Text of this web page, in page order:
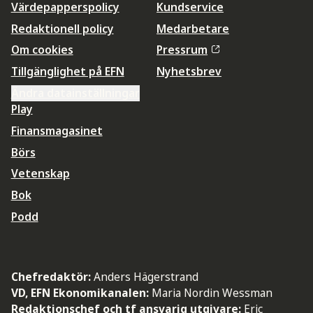
Värdepapperspolicy
Redaktionell policy
Om cookies
Tillgänglighet på EFN
Kundservice
Medarbetare
Pressrum
Nyhetsbrev
Play
Finansmagasinet
Börs
Vetenskap
Bok
Podd
Chefredaktör:Anders Hägerstrand
VD, EFN Ekonomikanalen: Maria Nordin Wessman
Redaktionschef och tf ansvarig utgivare: Eric